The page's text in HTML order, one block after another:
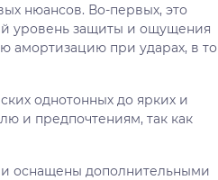
нюансов. Во-первых, это
уровень защиты и ощущения
амортизацию при ударах, в то
однотонных до ярких и
и предпочтениям, так как
оснащены дополнительными